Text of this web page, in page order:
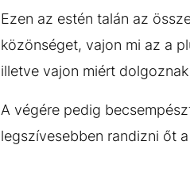
Ezen az estén talán az
közönséget, vajon mi az a
illetve vajon miért
A végére pedig
legszívesebben randizni őt